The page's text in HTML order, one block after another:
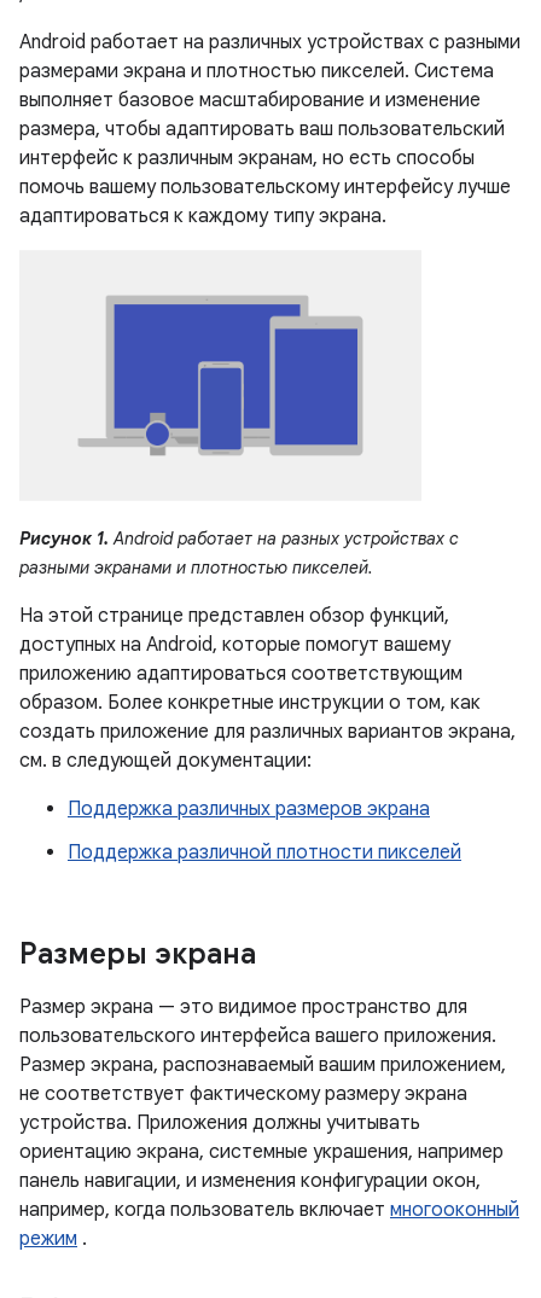
Android работает на различных устройствах с разными
размерами экрана и плотностью пикселей. Система
выполняет базовое масштабирование и изменение
размера, чтобы адаптировать ваш пользовательский
интерфейс к различным экранам, но есть способы
помочь вашему пользовательскому интерфейсу лучше
адаптироваться к каждому типу экрана.
Рисунок 1. Android работает на разных устройствах с
разными экранами и плотностью пикселей.
На этой странице представлен обзор функций,
доступных на Android, которые помогут вашему
приложению адаптироваться соответствующим
образом. Более конкретные инструкции о том, как
создать приложение для различных вариантов экрана,
см. в следующей документации:
Поддержка различных размеров экрана
Поддержка различной плотности пикселей
Размеры экрана
Размер экрана — это видимое пространство для
пользовательского интерфейса вашего приложения.
Размер экрана, распознаваемый вашим приложением,
не соответствует фактическому размеру экрана
устройства. Приложения должны учитывать
ориентацию экрана, системные украшения, например
панель навигации, и изменения конфигурации окон,
например, когда пользователь включает многооконный
режим .